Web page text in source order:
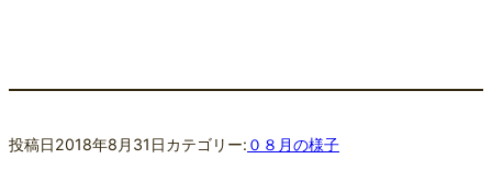
投稿日2018年8月31日カテゴリー: ０８月の様子